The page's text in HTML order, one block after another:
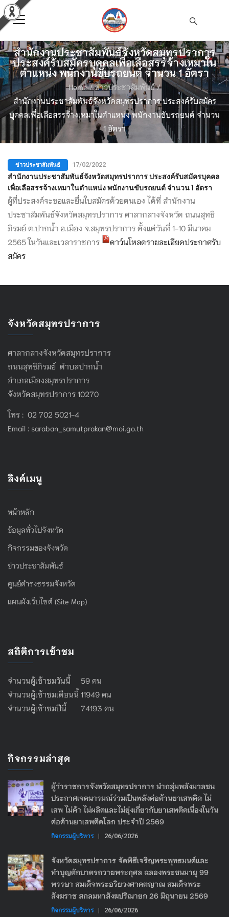
สำนักงานประชาสัมพันธ์จังหวัดสมุทรปราการ
ประสงค์รับสมัครบุคคลเพื่อเลือสรรจ้างเหมาใน
ตำแหน่ง พนักงานขับรถยนต์ จำนวน 1 อัตรา
Home/ ข่าวประชาสัมพันธ์/
สำนักงานประชาสัมพันธ์จังหวัดสมุทรปราการ ประสงค์รับสมัคร
บุคคลเพื่อเลือสรรจ้างเหมาในตำแหน่ง พนักงานขับรถยนต์ จำนวน
1 อัตรา
ข่าวประชาสัมพันธ์ 17/02/2022
สำนักงานประชาสัมพันธ์จังหวัดสมุทรปราการ ประสงค์รับสมัครบุคคล
เพื่อเลือสรรจ้างเหมาในตำแหน่ง พนักงานขับรถยนต์ จำนวน 1 อัตรา
ผู้ที่ประสงค์จะขอและยื่นใบสมัครด้วยตนเอง ได้ที่ สำนักงาน
ประชาสัมพันธ์จังหวัดสมุทรปราการ ศาลากลางจังหวัด ถนนสุทธิ
ภิรมย์ ต.ปากน้ำ อ.เมือง จ.สมุทรปราการ ตั้งแต่วันที่ 1-10 มีนาคม
2565 ในวันและเวลาราชการ
ดาว์นโหลดรายละเอียดประกาศรับ
สมัคร
จังหวัดสมุทรปราการ
ศาลากลางจังหวัดสมุทรปราการ
ถนนสุทธิภิรมย์ ตำบลปากน้ำ
อำเภอเมืองสมุทรปราการ
จังหวัดสมุทรปราการ 10270
โทร : 02 702 5021-4
Email : saraban_samutprakan@moi.go.th
ลิงค์เมนู
หน้าหลัก
ข้อมูลทั่วไปจังหวัด
กิจกรรมของจังหวัด
ข่าวประชาสัมพันธ์
ศูนย์ดำรงธรรมจังหวัด
แผนผังเว็บไซต์ (Site Map)
สถิติการเข้าชม
จำนวนผู้เข้าชมวันนี้ 59 คน
จำนวนผู้เข้าชมเดือนนี้ 11949 คน
จำนวนผู้เข้าชมปีนี้ 74193 คน
กิจกรรมล่าสุด
ผู้ว่าราชการจังหวัดสมุทรปราการ นำกลุ่มพลังมวลชน
ประกาศเจตนารมณ์ร่วมเป็นพลังต่อต้านยาเสพติด ไม่
เสพ ไม่ค้า ไม่ผลิตและไม่ยุ่งเกี่ยวกับยาเสพติดเนื่องในวัน
ต่อต้านยาเสพติดโลก ประจำปี 2569
กิจกรรมผู้บริหาร | 26/06/2026
จังหวัดสมุทรปราการ จัดพิธีเจริญพระพุทธมนต์และ
ทำบุญตักบาตรถวายพระกุศล ฉลองพระชนมายุ 99
พรรษา สมเด็จพระอริยวงศาคตญาณ สมเด็จพระ
สังฆราช สกลมหาสังฆปริณายก 26 มิถุนายน 2569
กิจกรรมผู้บริหาร | 26/06/2026